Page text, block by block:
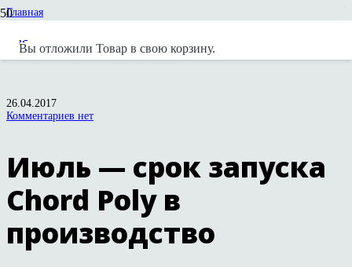
Вы отложили Товар в свою корзину.
Главная
Новости вендоров
Июль — срок запуска Chord Poly в производство
26.04.2017
Комментариев нет
Июль — срок запуска
Chord Poly в
производство